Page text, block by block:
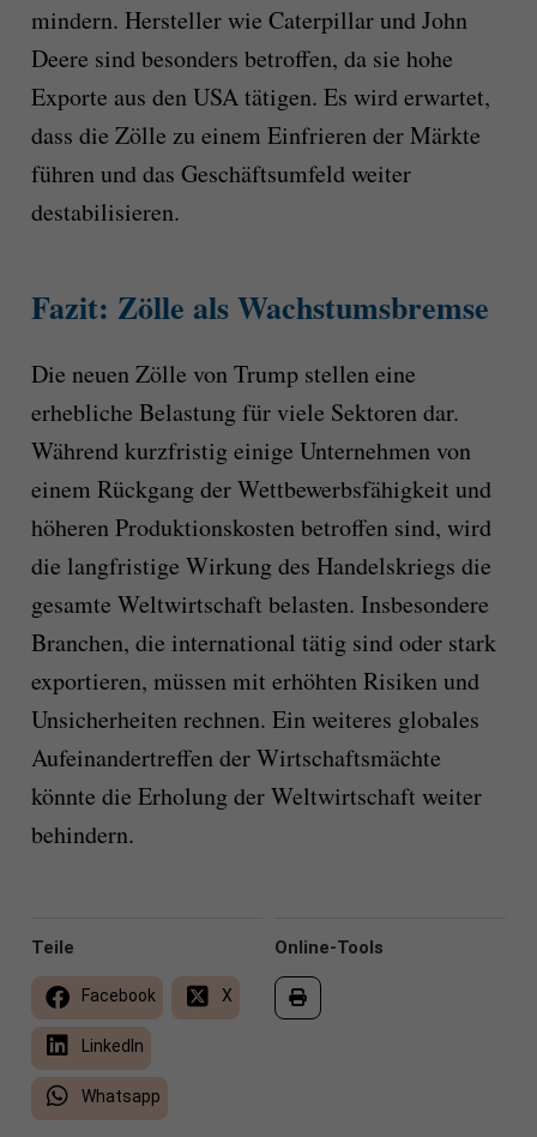
mindern. Hersteller wie Caterpillar und John
Deere sind besonders betroffen, da sie hohe
Exporte aus den USA tätigen. Es wird erwartet,
dass die Zölle zu einem Einfrieren der Märkte
führen und das Geschäftsumfeld weiter
destabilisieren.
Fazit: Zölle als Wachstumsbremse
Die neuen Zölle von Trump stellen eine
erhebliche Belastung für viele Sektoren dar.
Während kurzfristig einige Unternehmen von
einem Rückgang der Wettbewerbsfähigkeit und
höheren Produktionskosten betroffen sind, wird
die langfristige Wirkung des Handelskriegs die
gesamte Weltwirtschaft belasten. Insbesondere
Branchen, die international tätig sind oder stark
exportieren, müssen mit erhöhten Risiken und
Unsicherheiten rechnen. Ein weiteres globales
Aufeinandertreffen der Wirtschaftsmächte
könnte die Erholung der Weltwirtschaft weiter
behindern.
Online-Tools
Teile
Facebook X
LinkedIn
Whatsapp